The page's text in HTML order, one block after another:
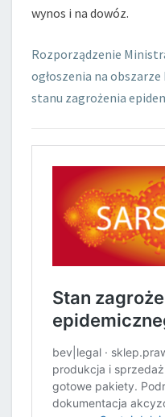
wynos i na dowóz.
Rozporządzenie
ogłoszenia na
stanu zagrożenia